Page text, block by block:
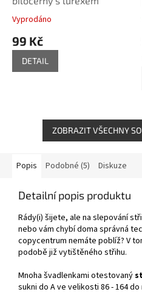
Vyprodáno
99 Kč
DETAIL
ZOBRAZIT VŠECHNY
Popis Podobné (5) Diskuze
Detailní popis produktu
Rády(i) šijete, ale na slepování
nebo vám chybí doma správná
copycentrum nemáte poblíž? V
podobě již vytištěného střihu.
Mnoha švadlenkami otestovaný
sukni do A ve velikosti 86 - 164 do